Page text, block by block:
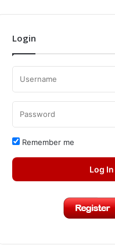
Login
Remember me
Log In